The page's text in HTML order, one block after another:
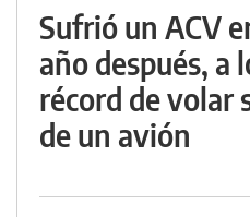
Sufrió un ACV
año después, a
récord de volar
de un avión